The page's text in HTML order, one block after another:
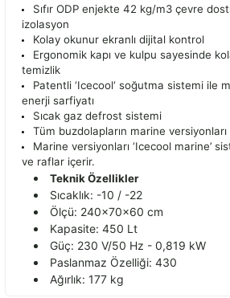
Sıfır ODP enjekte 42 kg/m3 çevre
izolasyon
Kolay okunur ekranlı dijital kontrol
Ergonomik kapı ve kulpu sayesinde
temizlik
Patentli ‘Icecool‘ soğutma sistemi ile
enerji sarfiyatı
Sıcak gaz defrost sistemi
Tüm buzdolapların marine
Marine versiyonları ‘Icecool marine’
ve raflar içerir.
Teknik Özellikler
Sıcaklık: -10 / -22
Ölçü: 240x70x60 cm
Kapasite: 450 Lt
Güç: 230 V/50 Hz - 0,819 kW
Paslanmaz Özelliği: 430
Ağırlık: 177 kg